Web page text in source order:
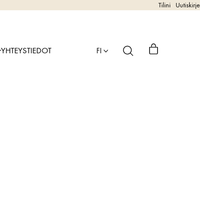
Tilini Uutiskirje
YHTEYSTIEDOT FI